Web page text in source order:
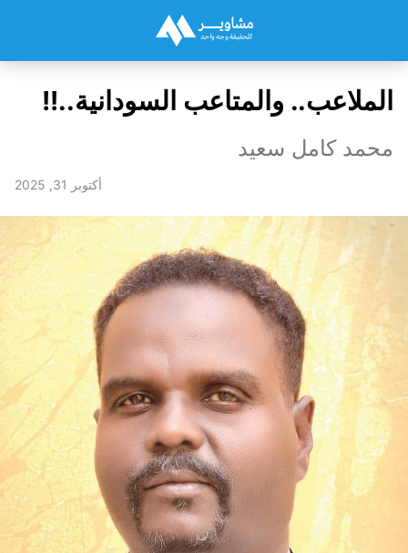
الملاعب.. والمتاعب السودانية..!!
محمد كامل سعيد
أكتوبر 31, 2025